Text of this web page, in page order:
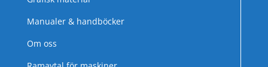
Manualer & handböcker
Om oss